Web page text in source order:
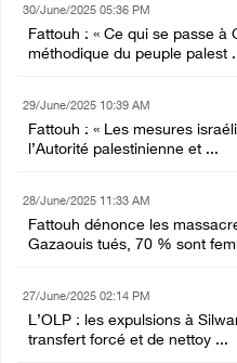
30/June/2025 05:36 PM
Fattouh : « Ce qui se passe à
méthodique du peuple palest
29/June/2025 10:39 AM
Fattouh : « Les mesures
l’Autorité palestinienne et ...
28/June/2025 11:33 AM
Fattouh dénonce les
Gazaouis tués, 70 % sont
27/June/2025 02:14 PM
L’OLP : les expulsions à
transfert forcé et de nettoy ...